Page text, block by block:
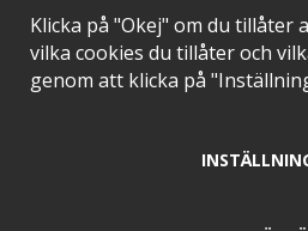
EN DEL AV
Klicka på "Okej" om du tillåter
vilka cookies du tillåter och
genom att klicka på